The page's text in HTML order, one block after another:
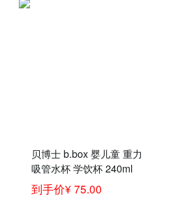
贝博士 b.box 婴儿童 重力
吸管水杯 学饮杯 240ml
到手价¥ 75.00